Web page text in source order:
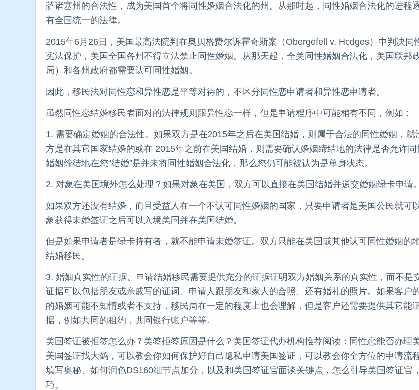
萨诸塞州的合法性，成为美国首个将同性婚姻合法化的州。从那时起，同性婚姻合法化的进程
有全国统一的法律。
2015年6月26日，美国最高法院判在奥贝格费尔诉霍奇斯案（Obergefell v. Hodges）中判决同
宪法保护，美国全国各州不得立法禁止同性婚姻。从那天起，全美同性婚姻合法化，美国联邦
局）和各州政府都需要认可同性婚姻。
因此，移民法对同性恋和异性恋是平等对待的，不区分同性恋申请者和异性恋申请者。
虽然同性恋结婚移民者面对的法律规则跟异性恋一样，但是申请程序中可能稍有不同，例如：
1. 需要确定婚姻的合法性。如果双方是在2015年之后在美国结婚，则属于合法的同性婚姻，就
方是在其它国家结婚的或在 2015年之前在美国结婚，则需要确认婚姻缔结地的法律是否允许
婚姻缔结地在您“结婚”是并未将同性婚姻合法化，那么您仍可能被认为是单身状态。
2. 对象在美国境外怎么处理？如果对象在美国，双方可以直接在美国结婚并递交婚姻绿卡申请。
如果双方还没有结婚，而且受益人在一个不认可同性婚姻的国家，只要申请者是美国公民就可
象获得未婚签证之后可以入境美国并在美国结婚。
但是如果申请者是绿卡持有者，就不能申请未婚签证。双方只能在美国或其他认可同性婚姻的
结婚移民。
3. 婚姻真实性的证据。申请结婚移民需要提供充分的证据证明双方婚姻关系的真实性，而不是
证据可以包括朋友或亲戚写的证词、申请人跟朋友和家人的合照、还有婚礼的照片。如果客户
的婚姻可能不知情或者不支持，移民局在一定的程度上也会理解，但是客户还需要提供其它能
据，例如共同的租约，共同银行账户等等。
美国签证被拒签怎么办？美签拒签原因是什么？美国签证代办机构推荐阅读：同性恋能否办理
美国签证找大鹤，可以教会你如何保护好自己隐私申请美国签证，可以教会你全方位的申请流
填写奥秘、如何润色DS160细节点加分，以及和美国签证官面谈关键点，怎么引导美国签证官
巧。